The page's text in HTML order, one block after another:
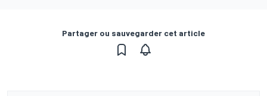
Partager ou sauvegarder cet article